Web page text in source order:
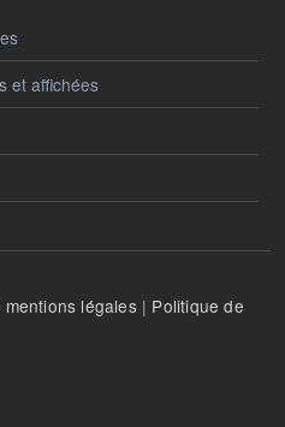
et affichées
mentions légales| Politique de